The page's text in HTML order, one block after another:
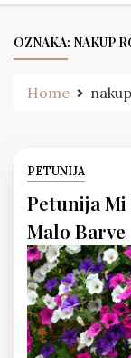
OZNAKA: NAKUP
Home
PETUNIJA
Petunija Mi
Malo Barve